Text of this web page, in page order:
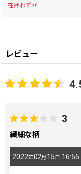
在庫わずか
レビュー
3
繊細な柄
2022年02月 15日 16:55